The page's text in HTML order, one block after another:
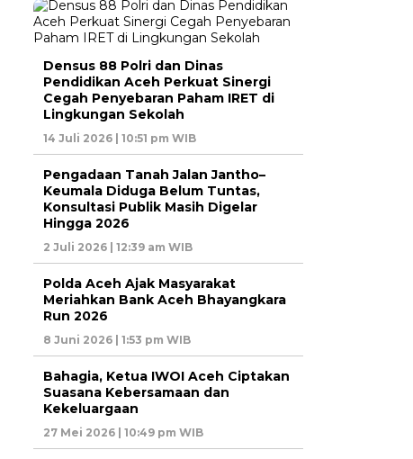
Densus 88 Polri dan Dinas
Pendidikan Aceh Perkuat Sinergi
Cegah Penyebaran Paham IRET di
Lingkungan Sekolah
14 Juli 2026 | 10:51 pm WIB
Pengadaan Tanah Jalan Jantho–
Keumala Diduga Belum Tuntas,
Konsultasi Publik Masih Digelar
Hingga 2026
2 Juli 2026 | 12:39 am WIB
Polda Aceh Ajak Masyarakat
Meriahkan Bank Aceh Bhayangkara
Run 2026
8 Juni 2026 | 1:53 pm WIB
Bahagia, Ketua IWOI Aceh Ciptakan
Suasana Kebersamaan dan
Kekeluargaan
27 Mei 2026 | 10:49 pm WIB